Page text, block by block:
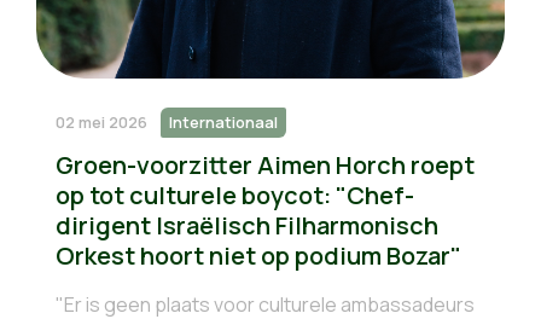
02 mei 2026 Internationaal
Groen-voorzitter Aimen Horch roept
op tot culturele boycot: "Chef-
dirigent Israëlisch Filharmonisch
Orkest hoort niet op podium Bozar"
"Er is geen plaats voor culturele ambassadeurs